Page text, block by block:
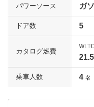
利。車椅子の乗せ降ろ
レジャーにも打ってう
が高いので、ぜひ一括
実用性と質感を高めた
先代N BOXに2016年8
に人気の高い装備を追
てみると、リヤ右側パ
パワーソース ガ
ドア数 5
カタログ燃費
21.5
乗車人数 4 名